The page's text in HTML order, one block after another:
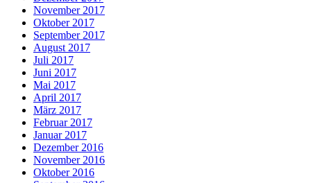
November 2017
Oktober 2017
September 2017
August 2017
Juli 2017
Juni 2017
Mai 2017
April 2017
März 2017
Februar 2017
Januar 2017
Dezember 2016
November 2016
Oktober 2016